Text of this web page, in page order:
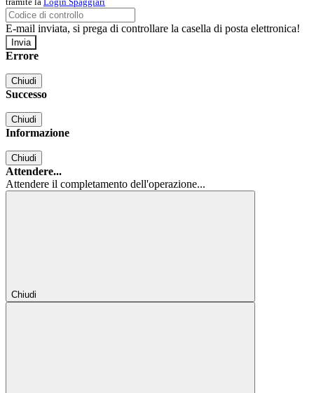
E-mail inviata, si prega di controllare la casella di posta elettronica!
Errore
Chiudi
Successo
Chiudi
Informazione
Chiudi
Attendere...
Attendere il completamento dell'operazione...
Chiudi